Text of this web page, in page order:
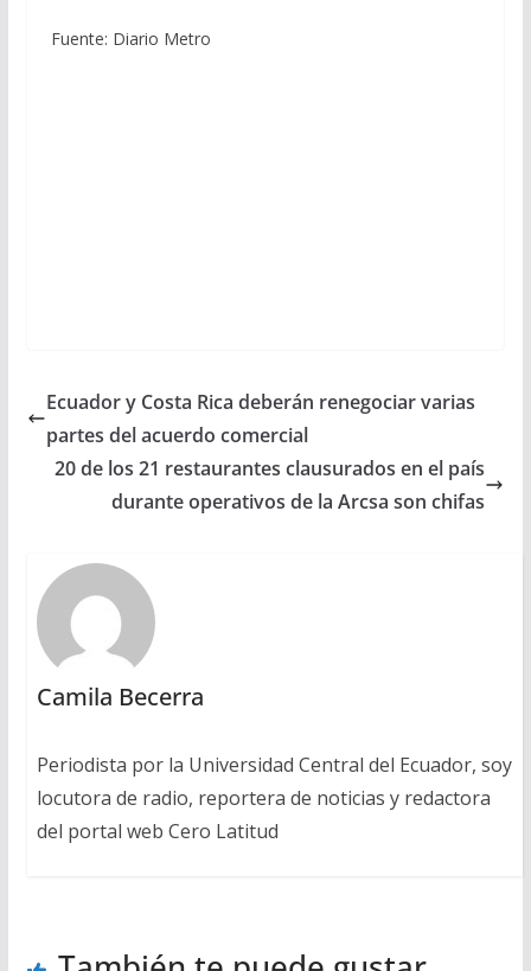
Fuente: Diario Metro
Ecuador y Costa Rica deberán renegociar varias
partes del acuerdo comercial
20 de los 21 restaurantes clausurados en el país
durante operativos de la Arcsa son chifas
Camila Becerra
Periodista por la Universidad Central del Ecuador, soy
locutora de radio, reportera de noticias y redactora
del portal web Cero Latitud